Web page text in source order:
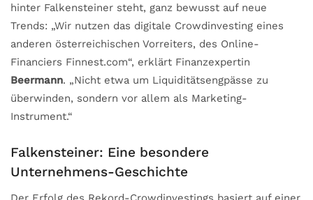
hinter Falkensteiner steht, ganz bewusst auf neue
Trends: „Wir nutzen das digitale Crowdinvesting eines
anderen österreichischen Vorreiters, des Online-
Financiers Finnest.com“, erklärt Finanzexpertin
Beermann. „Nicht etwa um Liquiditätsengpässe zu
überwinden, sondern vor allem als Marketing-
Instrument.“
Falkensteiner: Eine besondere
Unternehmens-Geschichte